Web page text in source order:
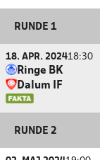
RUNDE 1
18. APR. 202418:30
Ringe BK
Dalum IF
RUNDE 2